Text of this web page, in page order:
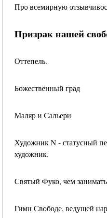
Про всемирную
Призрак нашей
Оттепель.
Божественный град
Маляр и Сальери
Художник N - статусный
художник.
Святый Фуко, чем
Гимн Свободе, ведущей